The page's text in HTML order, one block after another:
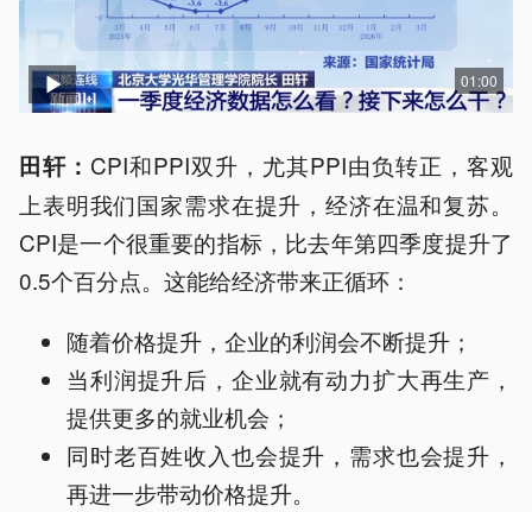
01:00
田轩： CPI和PPI双升，尤其PPI由负转正，客观
上表明我们国家需求在提升，经济在温和复苏。
CPI是一个很重要的指标，比去年第四季度提升了
0.5个百分点。这能给经济带来正循环：
随着价格提升，企业的利润会不断提升；
当利润提升后，企业就有动力扩大再生产，
提供更多的就业机会；
同时老百姓收入也会提升，需求也会提升，
再进一步带动价格提升。